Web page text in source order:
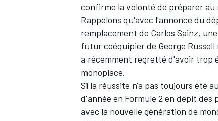
confirme la volonté de préparer au
Rappelons qu'avec l'annonce du
remplacement de Carlos Sainz,
futur coéquipier de George Russell
a récemment regretté d'avoir trop
monoplace.
Si la réussite n'a pas toujours été
d'année en Formule 2 en dépit
avec la nouvelle génération de